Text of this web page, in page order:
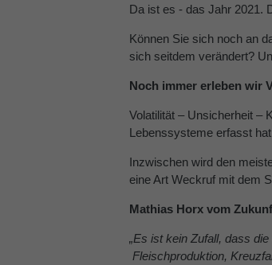
Da ist es - das Jahr 2021.
Können Sie sich noch an
sich seitdem verändert?
Noch immer erleben wir
Volatilität – Unsicherheit –
Lebenssysteme erfasst
Inzwischen wird den
eine Art Weckruf mit dem
Mathias Horx vom
„Es ist kein Zufall, dass
Fleischproduktion,